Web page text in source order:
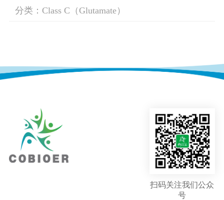
分类：Class C（Glutamate）
扫码关注我们公众
号